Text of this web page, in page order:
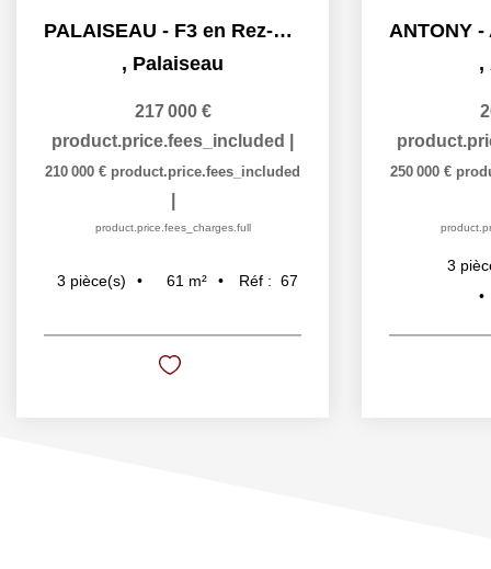
PALAISEAU - F3 en Rez-de-jardin
, Palaiseau
217 000 €
product.price.fees_included
210 000 € product.price.fees_included
product.price.fees_charges.full
3 pièce(s) 61 m² Réf : 67
,
250 000 €
3